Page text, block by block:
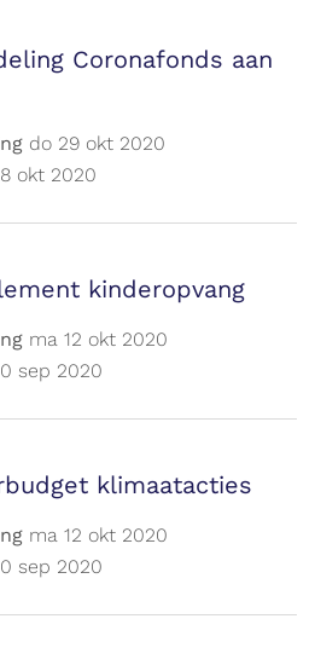
Coronafonds aan
do 29 okt 2020
okt 2020
kinderopvang
ma 12 okt 2020
sep 2020
klimaatacties
ma 12 okt 2020
sep 2020